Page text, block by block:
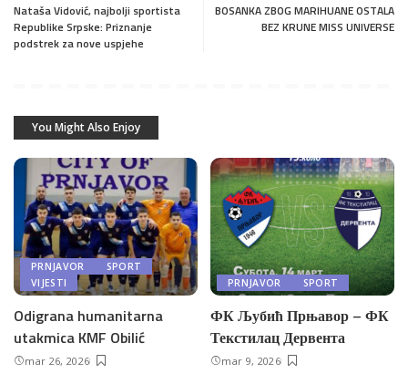
Nataša Vidović, najbolji sportista
Republike Srpske: Priznanje
podstrek za nove uspjehe
BOSANKA ZBOG MARIHUANE OSTALA
BEZ KRUNE MISS UNIVERSE
You Might Also Enjoy
PRNJAVOR
SPORT
VIJESTI
Odigrana humanitarna
utakmica KMF Obilić
mar 26, 2026
PRNJAVOR SPORT
ФК Љубић Прњавор – ФК
Текстилац Дервента
mar 9, 2026